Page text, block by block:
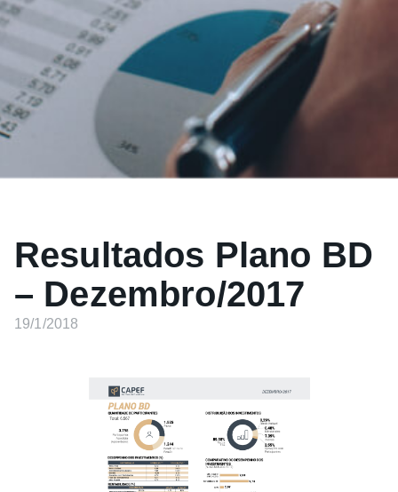
Resultados Plano BD
– Dezembro/2017
19/1/2018